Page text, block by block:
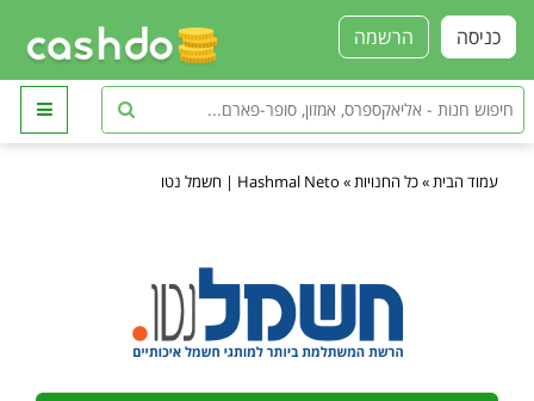
הרשמה כניסה
עמוד הבית »כל החנויות » Hashmal Neto | חשמל נטו